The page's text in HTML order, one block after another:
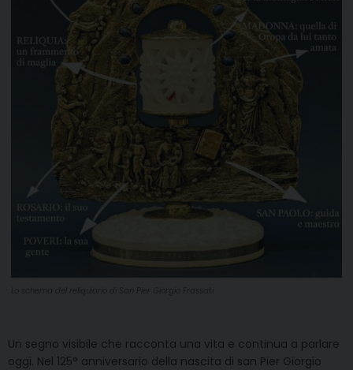
Un segno visibile che racconta una vita e continua a parlare
oggi. Nel 125° anniversario della nascita di san Pier Giorgio